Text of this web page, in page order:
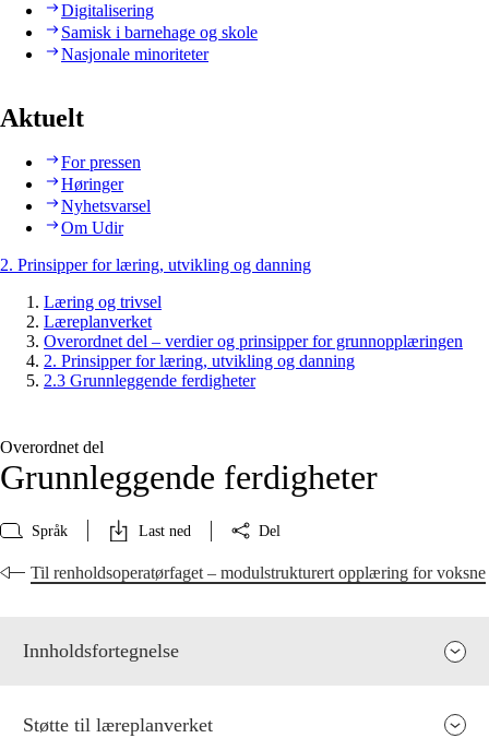
Digitalisering
Samisk i barnehage og skole
Nasjonale minoriteter
Aktuelt
For pressen
Høringer
Nyhetsvarsel
Om Udir
2. Prinsipper for læring, utvikling og danning
Læring og trivsel
Læreplanverket
Overordnet del – verdier og prinsipper for grunnopplæringen
2. Prinsipper for læring, utvikling og danning
2.3 Grunnleggende ferdigheter
Overordnet del
Grunnleggende ferdigheter
Språk Last ned Del
Til renholdsoperatørfaget – modulstrukturert opplæring for voksne
Innholdsfortegnelse
Støtte til læreplanverket